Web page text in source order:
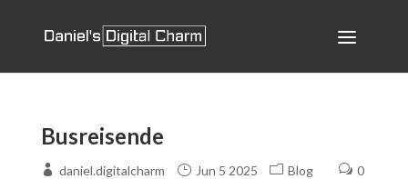
Busreisende
daniel.digitalcharm Jun 5 2025 Blog
0